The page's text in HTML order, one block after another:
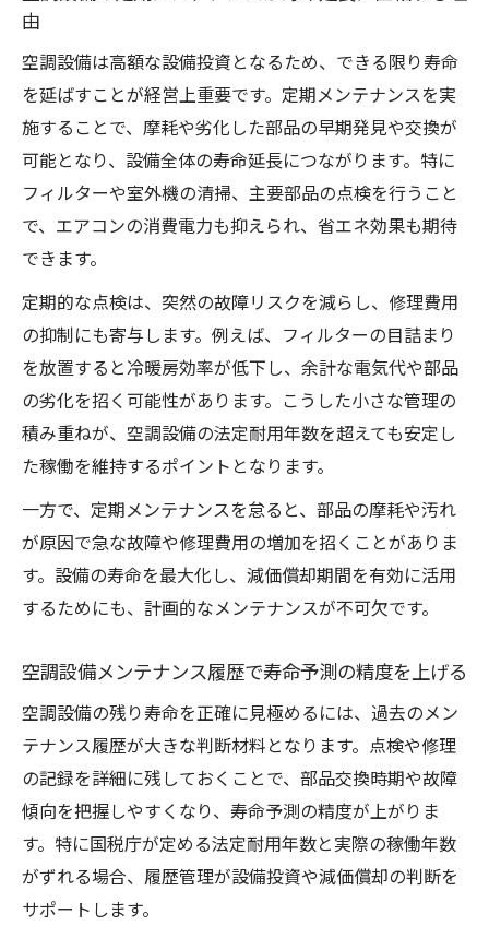
由
空調設備は高額な設備投資となるため、できる限り寿命
を延ばすことが経営上重要です。定期メンテナンスを実
施することで、摩耗や劣化した部品の早期発見や交換が
可能となり、設備全体の寿命延長につながります。特に
フィルターや室外機の清掃、主要部品の点検を行うこと
で、エアコンの消費電力も抑えられ、省エネ効果も期待
できます。
定期的な点検は、突然の故障リスクを減らし、修理費用
の抑制にも寄与します。例えば、フィルターの目詰まり
を放置すると冷暖房効率が低下し、余計な電気代や部品
の劣化を招く可能性があります。こうした小さな管理の
積み重ねが、空調設備の法定耐用年数を超えても安定し
た稼働を維持するポイントとなります。
一方で、定期メンテナンスを怠ると、部品の摩耗や汚れ
が原因で急な故障や修理費用の増加を招くことがありま
す。設備の寿命を最大化し、減価償却期間を有効に活用
するためにも、計画的なメンテナンスが不可欠です。
空調設備メンテナンス履歴で寿命予測の精度を上げる
空調設備の残り寿命を正確に見極めるには、過去のメン
テナンス履歴が大きな判断材料となります。点検や修理
の記録を詳細に残しておくことで、部品交換時期や故障
傾向を把握しやすくなり、寿命予測の精度が上がりま
す。特に国税庁が定める法定耐用年数と実際の稼働年数
がずれる場合、履歴管理が設備投資や減価償却の判断を
サポートします。